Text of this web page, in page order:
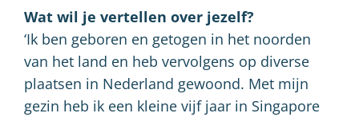
Wat wil je vertellen over jezelf?
‘Ik ben geboren en getogen in het noorden
van het land en heb vervolgens op diverse
plaatsen in Nederland gewoond. Met mijn
gezin heb ik een kleine vijf jaar in Singapore